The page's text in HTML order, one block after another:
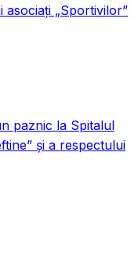
asociați „Sportivilor”
paznic la Spitalul
și a respectului